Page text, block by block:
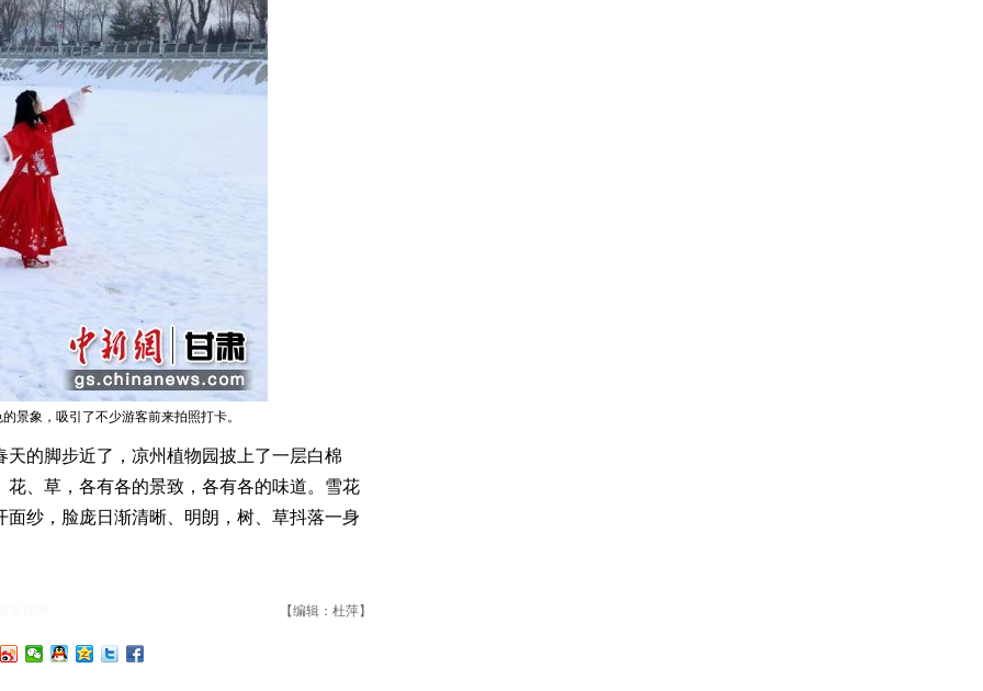
景象，吸引了不少游客前来拍照打卡。
脚步近了，凉州植物园披上了一层白棉
、草，各有各的景致，各有各的味道。雪花
纱，脸庞日渐清晰、明朗，树、草抖落一身
【编辑：杜萍】